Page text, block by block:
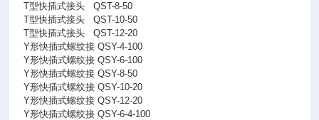
T型快插式接头
QST-8-50
T型快插式接头
QST-10-50
T型快插式接头
QST-12-20
Y形快插式螺纹接 QSY-4-100
Y形快插式螺纹接 QSY-6-100
Y形快插式螺纹接 QSY-8-50
Y形快插式螺纹接 QSY-10-20
Y形快插式螺纹接 QSY-12-20
Y形快插式螺纹接 QSY-6-4-100